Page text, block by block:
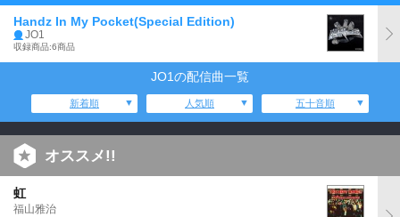
Handz In My Pocket(Special Edition)
JO1
収録商品:6商品
JO1の配信曲一覧
新着順 人気順 五十音順
オススメ!!
虹
福山雅治